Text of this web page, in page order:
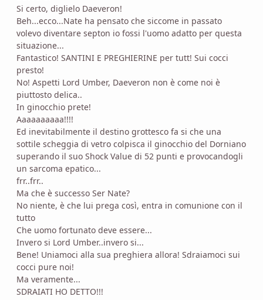
Si certo, diglielo Daeveron!
Beh...ecco...Nate ha pensato che siccome in passato
volevo diventare septon io fossi l'uomo adatto per questa
situazione...
Fantastico! SANTINI E PREGHIERINE per tutt! Sui cocci
presto!
No! Aspetti Lord Umber, Daeveron non è come noi è
piuttosto delica..
In ginocchio prete!
Aaaaaaaaaa!!!!
Ed inevitabilmente il destino grottesco fa si che una
sottile scheggia di vetro colpisca il ginocchio del Dorniano
superando il suo Shock Value di 52 punti e provocandogli
un sarcoma epatico...
frr..frr..
Ma che è successo Ser Nate?
No niente, è che lui prega così, entra in comunione con il
tutto
Che uomo fortunato deve essere...
Invero si Lord Umber..invero si...
Bene! Uniamoci alla sua preghiera allora! Sdraiamoci sui
cocci pure noi!
Ma veramente...
SDRAIATI HO DETTO!!!